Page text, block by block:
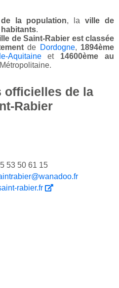
la population, laville de
.
de Saint-Rabier est classée
de Dordogne, 1894ème
Aquitaineet 14600ème au
officielles de la
Rabier
53 50 61 15
rabier.fr